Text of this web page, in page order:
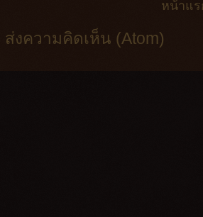
หน้าแร
ส่งความคิดเห็น (Atom)